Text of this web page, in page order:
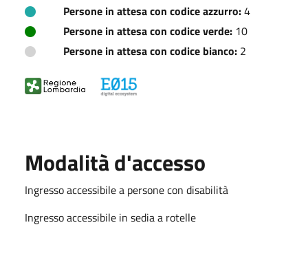
Persone in attesa con codice azzurro:4
Persone in attesa con codice verde: 10
Persone in attesa con codice bianco: 2
Modalità d'accesso
Ingresso accessibile a persone con disabilità
Ingresso accessibile in sedia a rotelle